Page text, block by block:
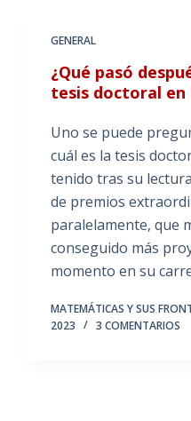
GENERAL
¿Qué pasó
tesis doctoral en
Uno se puede
cuál es la tesis
tenido tras su
de premios
paralelamente, que
conseguido más
momento en su
MATEMÁTICAS Y SUS
2023
3 COMENTARIOS